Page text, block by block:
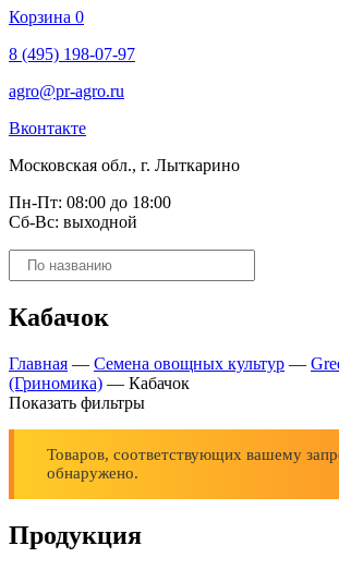
Корзина 0
8 (495) 198-07-97
agro@pr-agro.ru
Вконтакте
Московская обл., г. Лыткарино
Пн-Пт: 08:00 до 18:00
Сб-Вс: выходной
Поиск
товаров
Кабачок
Главная — Семена овощных культур —
(Гриномика) — Кабачок
Показать фильтры
Товаров, соответствующих вашему
обнаружено.
Продукция